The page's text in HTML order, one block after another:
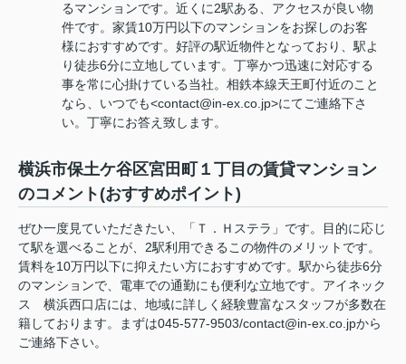
るマンションです。近くに2駅ある、アクセスが良い物
件です。家賃10万円以下のマンションをお探しのお客
様におすすめです。好評の駅近物件となっており、駅よ
り徒歩6分に立地しています。丁寧かつ迅速に対応する
事を常に心掛けている当社。相鉄本線天王町付近のこと
なら、いつでも<contact@in-ex.co.jp>にてご連絡下さ
い。丁寧にお答え致します。
横浜市保土ケ谷区宮田町１丁目の賃貸マンション
のコメント(おすすめポイント)
ぜひ一度見ていただきたい、「Ｔ．Ｈステラ」です。目的に応じ
て駅を選べることが、2駅利用できるこの物件のメリットです。
賃料を10万円以下に抑えたい方におすすめです。駅から徒歩6分
のマンションで、電車での通勤にも便利な立地です。アイネック
ス 横浜西口店には、地域に詳しく経験豊富なスタッフが多数在
籍しております。まずは045-577-9503/contact@in-ex.co.jpから
ご連絡下さい。